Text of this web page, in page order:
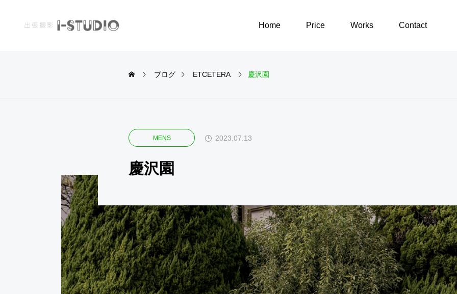
Home Price Works Contact
WATER
PROFILE
ブログ ETCETERA 慶沢園
MENS 2023.07.13
慶沢園